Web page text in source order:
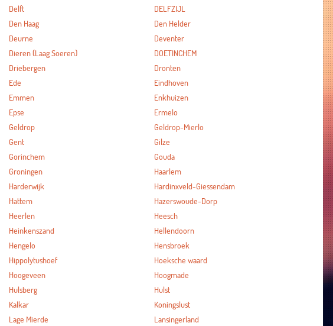
Delft
DELFZIJL
Den Haag
Den Helder
Deurne
Deventer
Dieren (Laag Soeren)
DOETINCHEM
Driebergen
Dronten
Ede
Eindhoven
Emmen
Enkhuizen
Epse
Ermelo
Geldrop
Geldrop-Mierlo
Gent
Gilze
Gorinchem
Gouda
Groningen
Haarlem
Harderwijk
Hardinxveld-Giessendam
Hattem
Hazerswoude-Dorp
Heerlen
Heesch
Heinkenszand
Hellendoorn
Hengelo
Hensbroek
Hippolytushoef
Hoeksche waard
Hoogeveen
Hoogmade
Hulsberg
Hulst
Kalkar
Koningslust
Lage Mierde
Lansingerland